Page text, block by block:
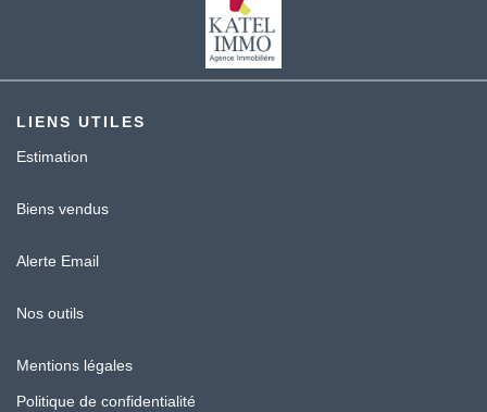
LIENS UTILES
Estimation
Biens vendus
Alerte Email
Nos outils
Mentions légales
Politique de confidentialité